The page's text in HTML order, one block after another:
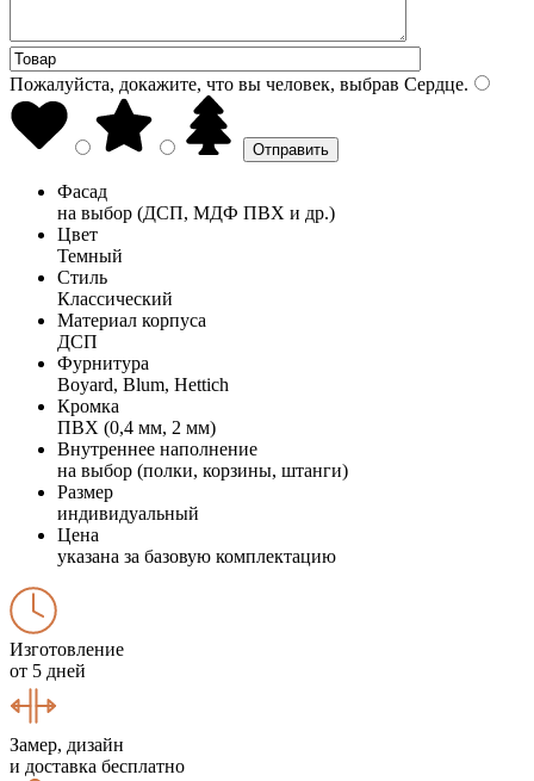
Пожалуйста, докажите, что вы человек, выбрав Сердце.
Фасад
на выбор (ДСП, МДФ ПВХ и др.)
Цвет
Темный
Стиль
Классический
Материал корпуса
ДСП
Фурнитура
Boyard, Blum, Hettich
Кромка
ПВХ (0,4 мм, 2 мм)
Внутреннее наполнение
на выбор (полки, корзины, штанги)
Размер
индивидуальный
Цена
указана за базовую комплектацию
Изготовление
от 5 дней
Замер, дизайн
и доставка бесплатно